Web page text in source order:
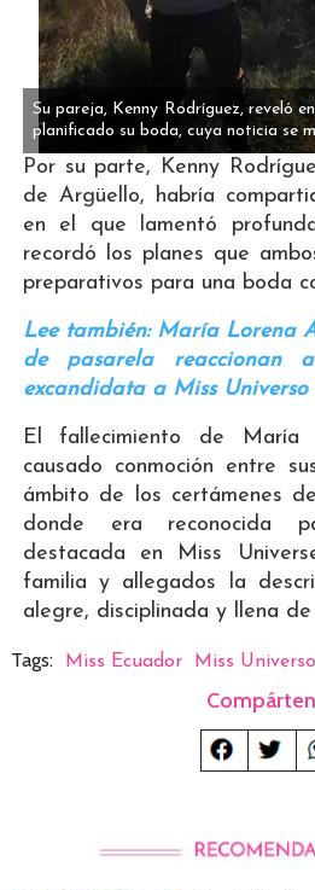
Su pareja, Kenny Rodríguez, reveló
planificado su boda, cuya noticia se
Por su parte, Kenny
de Argüello, habría
en el que lamentó
recordó los planes que
preparativos para una boda
Lee también: María Lorena
de pasarela
excandidata a Miss Universo
El fallecimiento de María
causado conmoción entre
ámbito de los certámenes
donde era reconocida
destacada en Miss
familia y allegados la
alegre, disciplinada y llena de
Tags: Miss Ecuador Miss Universo